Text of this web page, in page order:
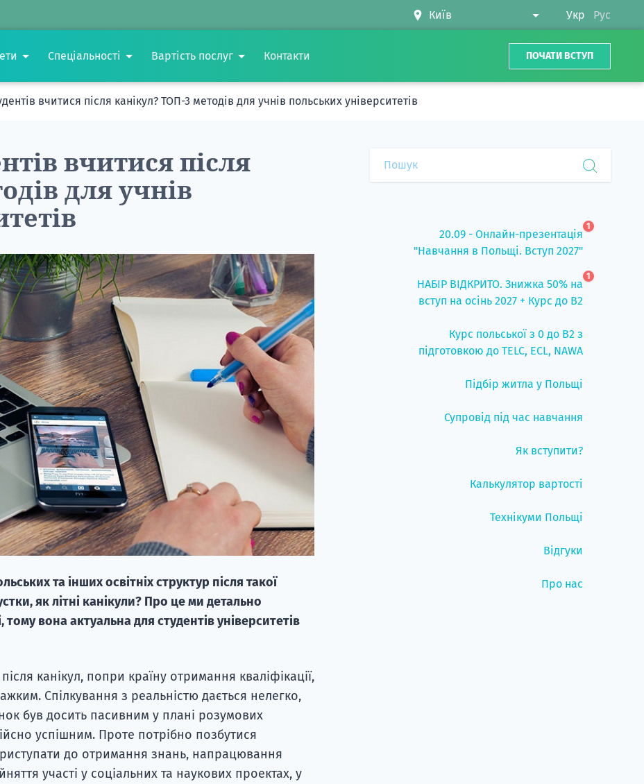
Укр Рус
Спеціальності Вартість послуг Контакти ПОЧАТИ ВСТУП
вчитися після канікул? ТОП-3 методів для учнів польських університетів
вчитися після
для учнів
та інших освітніх структур після такої
як літні канікули? Про це ми детально
тому вона актуальна для студентів університетів
канікул, попри країну отримання кваліфікації,
Спілкування з реальністю дається нелегко,
був досить пасивним у плані розумових
успішним. Проте потрібно позбутися
до отримання знань, напрацювання
участі у соціальних та наукових проектах, у
20.09 - Онлайн-презентація
"Навчання в Польщі. Вступ 2027"
1
НАБІР ВІДКРИТО. Знижка 50% на
вступ на осінь 2027 + Курс до B2
1
Курс польської з 0 до B2 з
підготовкою до TELC, ECL, NAWA
Підбір житла у Польщі
Супровід під час навчання
Як вступити?
Калькулятор вартості
Технікуми Польщі
Відгуки
Про нас